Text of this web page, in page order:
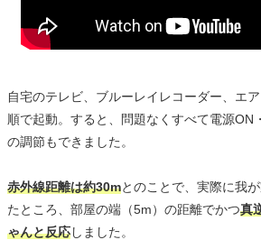
自宅のテレビ、ブルーレイレコーダー、エ
順で起動。すると、問題なくすべて電源ON
の調節もできました。
赤外線距離は約30mとのことで、実際に我
たところ、部屋の端（5m）の距離でかつ真
ゃんと反応しました。